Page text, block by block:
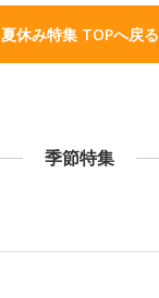
夏休み特集 TOPへ戻る
季節特集